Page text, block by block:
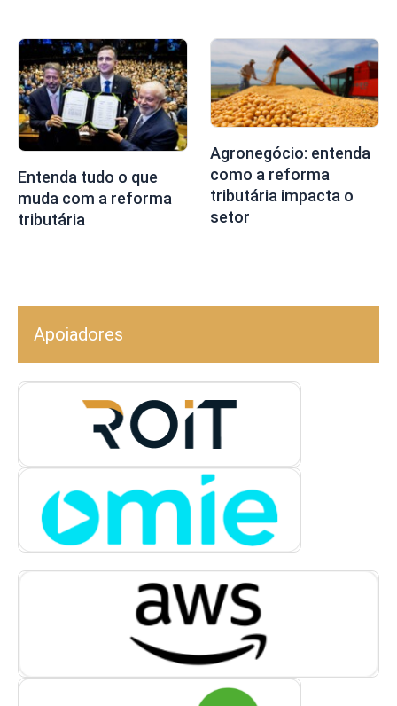
Entenda tudo o que
muda com a reforma
tributária
Agronegócio: entenda
como a reforma
tributária impacta o
setor
Apoiadores